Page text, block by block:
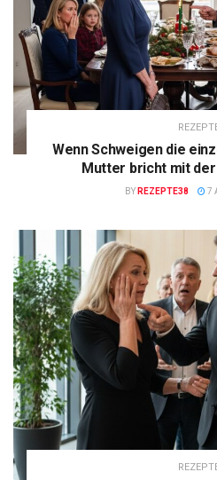
Wenn Schweigen die
Mutter bricht mit
BY REZEPTE38 7